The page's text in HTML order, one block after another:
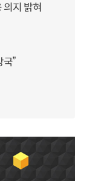
의지 밝혀
”